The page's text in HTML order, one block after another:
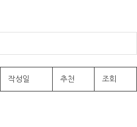
작성일 추천 조회